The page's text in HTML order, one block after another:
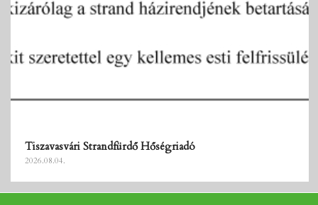
Tiszavasvári Strandfürdő Hőségriadó
2026.08.04.